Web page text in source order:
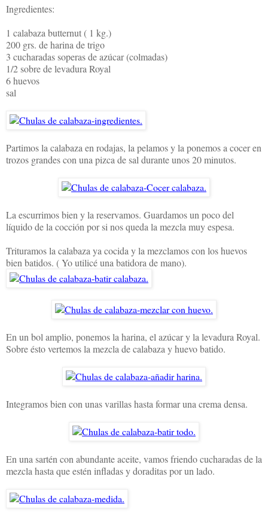
Ingredientes:
1 calabaza butternut ( 1 kg.)
200 grs. de harina de trigo
3 cucharadas soperas de azúcar (colmadas)
1/2 sobre de levadura Royal
6 huevos
sal
Partimos la calabaza en rodajas, la pelamos y la ponemos a cocer en
trozos grandes con una pizca de sal durante unos 20 minutos.
La escurrimos bien y la reservamos. Guardamos un poco del
líquido de la cocción por si nos queda la mezcla muy espesa.
Trituramos la calabaza ya cocida y la mezclamos con los huevos
bien batidos. ( Yo utilicé una batidora de mano).
En un bol amplio, ponemos la harina, el azúcar y la levadura Royal.
Sobre ésto vertemos la mezcla de calabaza y huevo batido.
Integramos bien con unas varillas hasta formar una crema densa.
En una sartén con abundante aceite, vamos friendo cucharadas de la
mezcla hasta que estén infladas y doraditas por un lado.